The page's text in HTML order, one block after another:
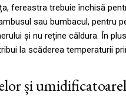
fereastra trebuie închisă
sau bumbacul, pentru
și nu reține căldura. În
la scăderea temperaturii
și